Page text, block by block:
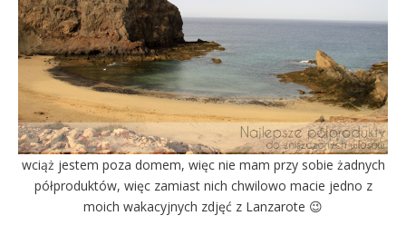
wciąż jestem poza domem, więc nie mam przy sobie żadnych
półproduktów, więc zamiast nich chwilowo macie jedno z
moich wakacyjnych zdjęć z Lanzarote 😉